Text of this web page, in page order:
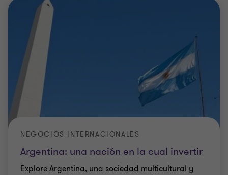
Argentina: una nación en la cual invertir
NEGOCIOS INTERNACIONALES
Explore Argentina, una sociedad multicultural y